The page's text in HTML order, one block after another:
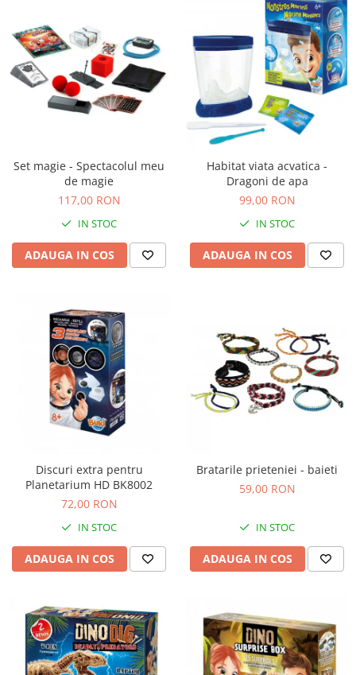
Set magie - Spectacolul meu
de magie
117,00 RON
IN STOC
ADAUGA IN COS
Habitat viata acvatica -
Dragoni de apa
99,00 RON
IN STOC
ADAUGA IN COS
Discuri extra pentru
Planetarium HD BK8002
72,00 RON
IN STOC
ADAUGA IN COS
Bratarile prieteniei - baieti
59,00 RON
IN STOC
ADAUGA IN COS